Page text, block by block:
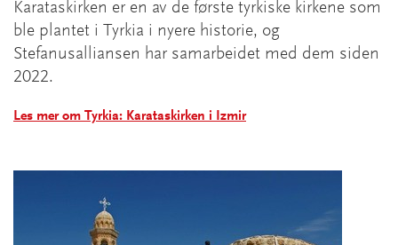
Karataskirken er en av de første tyrkiske kirkene som
ble plantet i Tyrkia i nyere historie, og
Stefanusalliansen har samarbeidet med dem siden
2022.
Les mer om Tyrkia: Karataskirken i Izmir